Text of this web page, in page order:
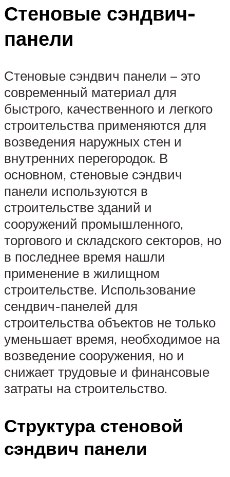
Стеновые сэндвич-
панели
Стеновые сэндвич панели – это
современный материал для
быстрого, качественного и легкого
строительства применяются для
возведения наружных стен и
внутренних перегородок. В
основном, стеновые сэндвич
панели используются в
строительстве зданий и
сооружений промышленного,
торгового и складского секторов, но
в последнее время нашли
применение в жилищном
строительстве. Использование
сендвич-панелей для
строительства объектов не только
уменьшает время, необходимое на
возведение сооружения, но и
снижает трудовые и финансовые
затраты на строительство.
Структура стеновой
сэндвич панели